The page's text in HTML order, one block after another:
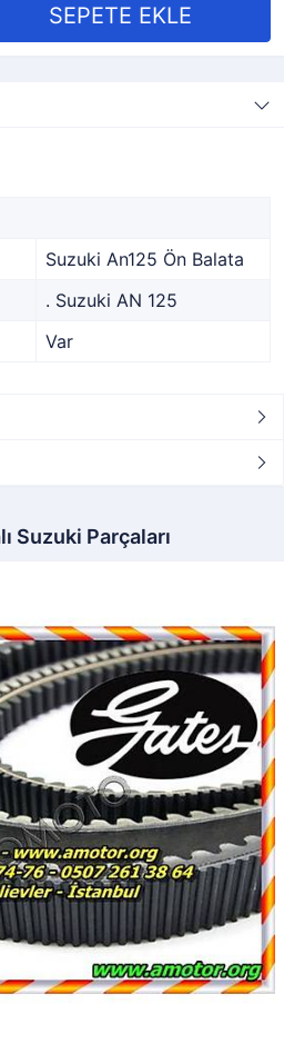
Suzuki An125 Ön Balata
. Suzuki AN 125
Var
Suzuki Parçaları